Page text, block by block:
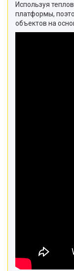
Используя
платформы,
объектов на